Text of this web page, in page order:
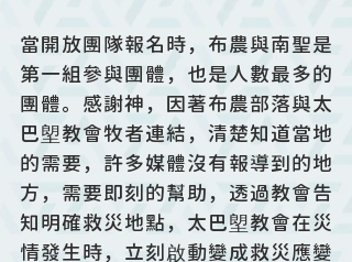
當開放團隊報名時，布農與南聖是
第一組參與團體，也是人數最多的
團體。感謝神，因著布農部落與太
巴塱教會牧者連結，清楚知道當地
的需要，許多媒體沒有報導到的地
方，需要即刻的幫助，透過教會告
知明確救災地點，太巴塱教會在災
情發生時，立刻啟動變成救災應變